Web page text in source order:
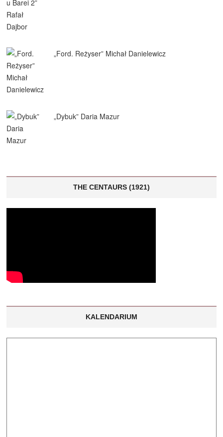
„Ford. Reżyser” Michał Danielewicz
„Dybuk” Daria Mazur
THE CENTAURS (1921)
KALENDARIUM